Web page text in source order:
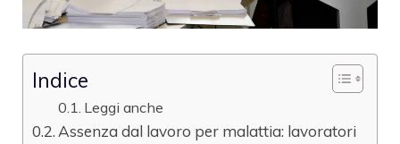
Indice
Leggi anche
Assenza dal lavoro per malattia: lavoratori